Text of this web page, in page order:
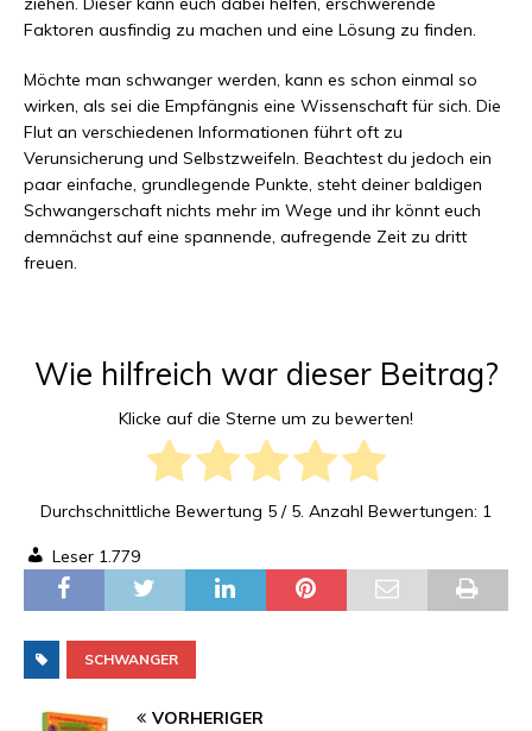
Faktoren ausfindig zu machen und eine Lösung zu finden.
Möchte man schwanger werden, kann es schon einmal so
wirken, als sei die Empfängnis eine Wissenschaft für sich. Die
Flut an verschiedenen Informationen führt oft zu
Verunsicherung und Selbstzweifeln. Beachtest du jedoch ein
paar einfache, grundlegende Punkte, steht deiner baldigen
Schwangerschaft nichts mehr im Wege und ihr könnt euch
demnächst auf eine spannende, aufregende Zeit zu dritt
freuen.
Wie hilfreich war dieser Beitrag?
Klicke auf die Sterne um zu bewerten!
Durchschnittliche Bewertung 5 / 5. Anzahl Bewertungen: 1
Leser 1.779
SCHWANGER
VORHERIGER